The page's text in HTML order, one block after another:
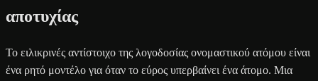
αποτυχίας
Το ειλικρινές αντίστοιχο της λογοδοσίας ονομαστικού ατόμου είναι
ένα ρητό μοντέλο για όταν το εύρος υπερβαίνει ένα άτομο. Μια